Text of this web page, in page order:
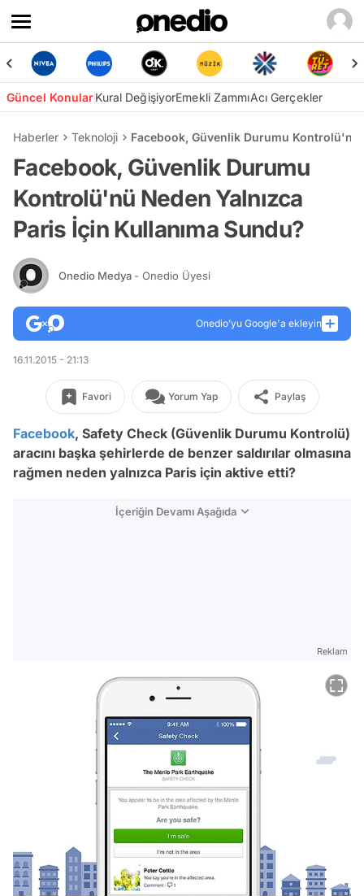
Güncel KonularKural DeğişiyorEmekli ZammıAcı Gerçekler
Haberler Teknoloji Facebook, Güvenlik Durumu Kontrolü'nü
Facebook, Güvenlik Durumu
Kontrolü'nü Neden Yalnızca
Paris İçin Kullanıma Sundu?
Onedio Medya - Onedio Üyesi
Onedio’yu Google'a ekleyin
16.11.2015 - 21:13
Favori Yorum Yap Paylaş
Facebook, Safety Check (Güvenlik Durumu Kontrolü)
aracını başka şehirlerde de benzer saldırılar olmasına
rağmen neden yalnızca Paris için aktive etti?
İçeriğin Devamı Aşağıda
Reklam